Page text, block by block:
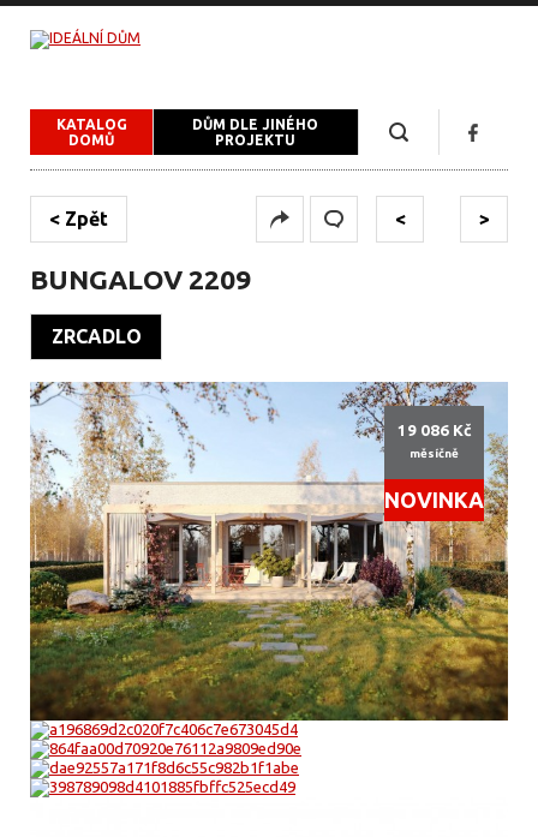
KATALOG
DOMŮ
DŮM DLE JINÉHO
PROJEKTU
>
<
< Zpět
BUNGALOV 2209
ZRCADLO
19 086 Kč
měsíčně
NOVINKA